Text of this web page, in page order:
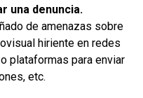
una denuncia.
de amenazas sobre
hiriente en redes
plataformas para enviar
etc.